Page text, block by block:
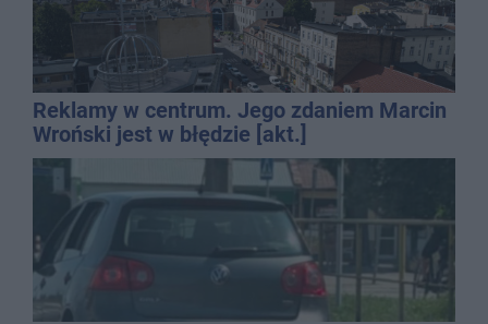
Reklamy w centrum. Jego zdaniem Marcin
Wroński jest w błędzie [akt.]